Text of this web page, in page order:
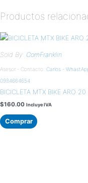
Productos
Sold By: ComFranklin
Asesor - Contacto: Carlos -
0984664654
BICICLETA MTX BIKE ARO 20
$160.00 Incluye IVA
Comprar